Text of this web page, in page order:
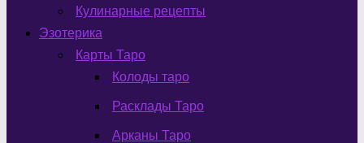
Кулинарные рецепты
Эзотерика
Карты Таро
Колоды таро
Расклады Таро
Арканы Таро